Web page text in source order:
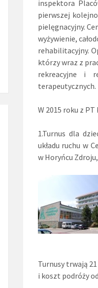
inspektora
pierwszej
pielęgnacyjny.
wyżywienie,
rehabilitacyjny.
którzy wraz z
rekreacyjne i
terapeutycznych.
W 2015 roku z
1.Turnus dla
układu ruchu w
w Horyńcu
Turnusy trwają
i koszt podróży